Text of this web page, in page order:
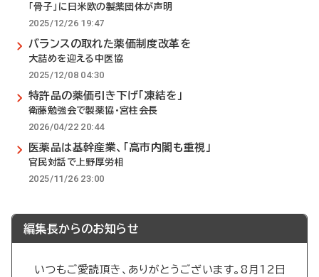
「骨子」に日米欧の製薬団体が声明
2025/12/26 19:47
バランスの取れた薬価制度改革を
大詰めを迎える中医協
2025/12/08 04:30
特許品の薬価引き下げ「凍結を」
衛藤勉強会で製薬協・宮柱会長
2026/04/22 20:44
医薬品は基幹産業、「高市内閣も重視」
官民対話で上野厚労相
2025/11/26 23:00
編集長からのお知らせ
いつもご愛読頂き、ありがとうございます。8月12日